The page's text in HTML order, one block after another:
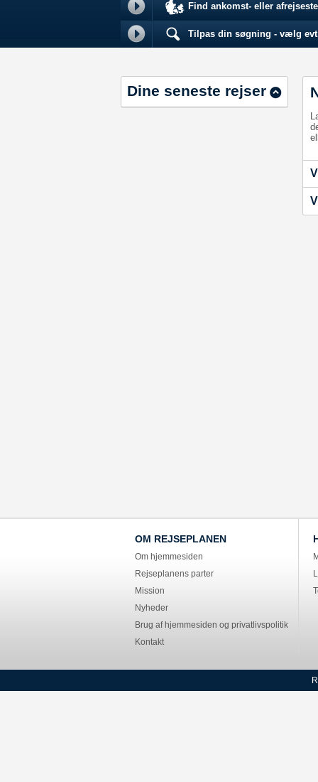
Find ankomst- eller
Tilpas din søgning - vælg
Dine seneste rejser
OM REJSEPLANEN
Om hjemmesiden
Rejseplanens parter
Mission
Nyheder
Brug af hjemmesiden og privatlivspolitik
Kontakt